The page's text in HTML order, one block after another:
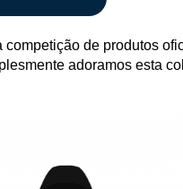
de produtos
adoramos esta